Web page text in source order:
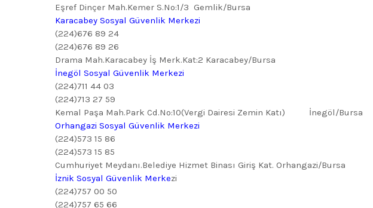
Eşref Dinçer Mah.Kemer S.No:1/3 Gemlik/Bursa
Karacabey Sosyal Güvenlik Merkezi
(224)676 89 24
(224)676 89 26
Drama Mah.Karacabey İş Merk.Kat:2 Karacabey/Bursa
İnegöl Sosyal Güvenlik Merkezi
(224)711 44 03
(224)713 27 59
Kemal Paşa Mah.Park Cd.No:10(Vergi Dairesi Zemin Katı) İnegöl/Bursa
Orhangazi Sosyal Güvenlik Merkezi
(224)573 15 86
(224)573 15 85
Cumhuriyet Meydanı.Belediye Hizmet Binası Giriş Kat. Orhangazi/Bursa
İznik Sosyal Güvenlik Merkezi
(224)757 00 50
(224)757 65 66